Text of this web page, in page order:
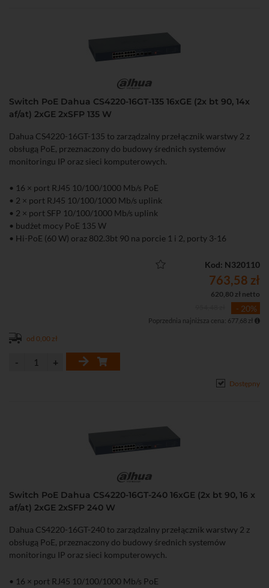
Switch PoE Dahua CS4220-16GT-135 16xGE (2x bt 90, 14x
af/at) 2xGE 2xSFP 135 W
Dahua CS4220-16GT-135 to zarządzalny przełącznik warstwy 2 z
obsługą PoE, przeznaczony do budowy średnich systemów
monitoringu IP oraz sieci komputerowych.
• 16 × port RJ45 10/100/1000 Mb/s PoE
• 2 × port RJ45 10/100/1000 Mb/s uplink
• 2 × port SFP 10/100/1000 Mb/s uplink
• budżet mocy PoE 135 W
• Hi-PoE (60 W) oraz 802.3bt 90 na porcie 1 i 2, porty 3-16
• Zarządzanie lokalne (WWW), aplikacja mobilna oraz chmura
• Funkcja PoE Watchdog automatycznie restartująca zawieszone
• Obsługa VLAN, Port Isolation, Port Mirroring, LLDP oraz
ochrony przed pętlami sieciowymi
• Metalowa obudowa przystosowana do montażu w szafie rack 19"
Kod: N320110
763,58 zł
620,80 zł netto
- 20%
Poprzednia najniższa cena: 677,68 zł
od 0,00 zł
Dostępny
Switch PoE Dahua CS4220-16GT-240 16xGE (2x bt 90, 16 x
af/at) 2xGE 2xSFP 240 W
Dahua CS4220-16GT-240 to zarządzalny przełącznik warstwy 2 z
obsługą PoE, przeznaczony do budowy średnich systemów
monitoringu IP oraz sieci komputerowych.
• 16 × port RJ45 10/100/1000 Mb/s PoE